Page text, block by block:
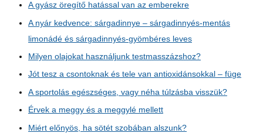
A gyász öregítő hatással van az emberekre
A nyár kedvence: sárgadinnye – sárgadinnyés-mentás
limonádé és sárgadinnyés-gyömbéres leves
Milyen olajokat használjunk testmasszázshoz?
Jót tesz a csontoknak és tele van antioxidánsokkal – füge
A sportolás egészséges, vagy néha túlzásba visszük?
Érvek a meggy és a meggylé mellett
Miért előnyös, ha sötét szobában alszunk?